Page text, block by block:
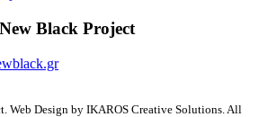
Black Project
Web Design by IKAROS Creative Solutions. All